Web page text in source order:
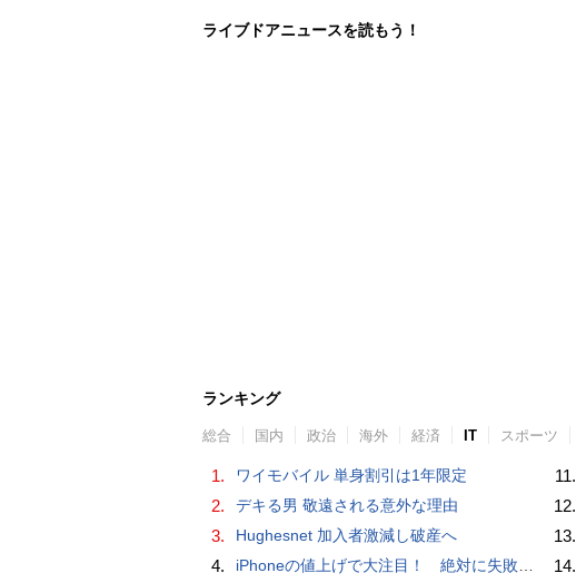
ライブドアニュースを読もう！
ランキング
総合 国内 政治 海外 経済 IT スポーツ
1. ワイモバイル 単身割引は1年限定
2. デキる男 敬遠される意外な理由
3. Hughesnet 加入者激減し破産へ
4. iPhoneの値上げで大注目！ 絶対に失敗しない「中古スマホ」の売り方＆買い方
11.
12.
13.
14.